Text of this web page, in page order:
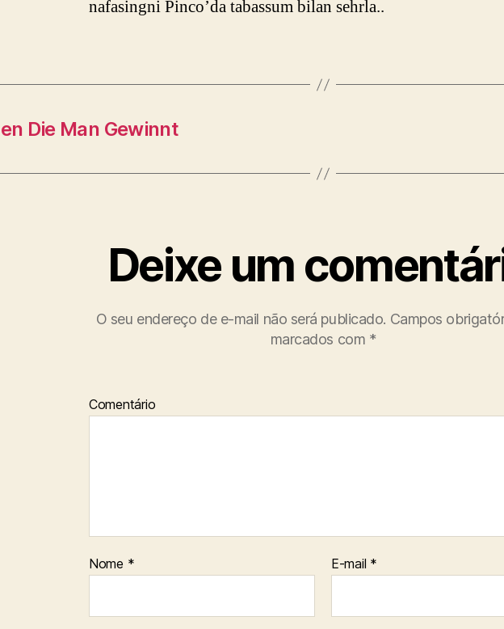
nafasingni Pinco’da tabassum bilan sehrla..
Die Man Gewinnt
Deixe um
O seu endereço de e-mail não será publicado. Campos
marcados com *
Comentário
Nome * E-mail *